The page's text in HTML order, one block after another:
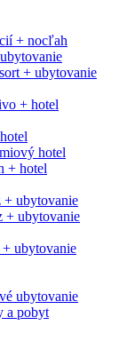
+ nocľah
+ ubytovanie
+ hotel
hotel
+ hotel
+ ubytovanie
+ ubytovanie
ubytovanie
ubytovanie
a pobyt